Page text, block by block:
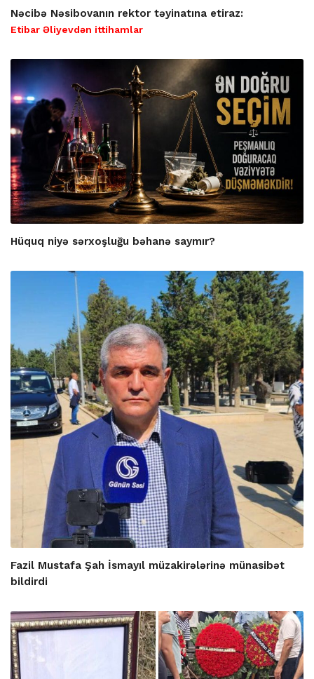
Nəcibə Nəsibovanın rektor təyinatına etiraz:
Etibar Əliyevdən ittihamlar
Hüquq niyə sərxoşluğu bəhanə saymır?
Fazil Mustafa Şah İsmayıl müzakirələrinə münasibət
bildirdi